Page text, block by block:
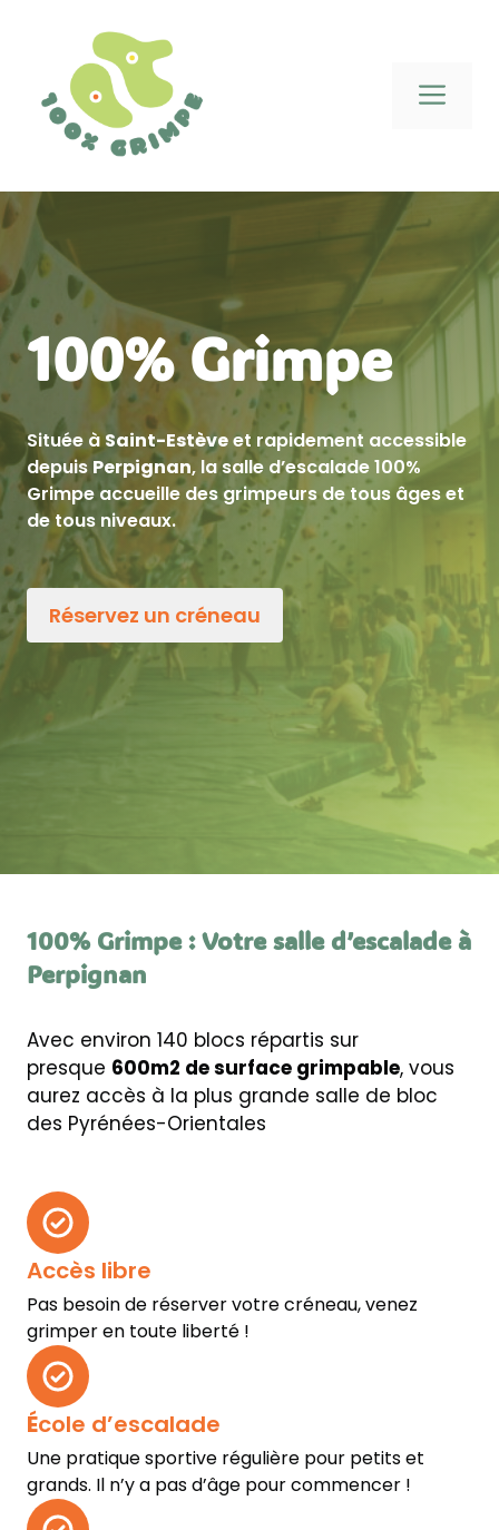
contenu
100% Grimpe
Située àSaint-Estèveet rapidement accessible
depuis Perpignan, la salle d’escalade 100%
Grimpe accueille des grimpeurs de tous âges et
de tous niveaux.
Réservez un créneau
100% Grimpe : Votre salle d’escalade à
Perpignan
Avec environ 140 blocs répartis sur
presque 600m2 de surface grimpable, vous
aurez accès à la plus grande salle de bloc
des Pyrénées-Orientales
Accès libre
Pas besoin de réserver votre créneau, venez
grimper en toute liberté !
École d’escalade
Une pratique sportive régulière pour petits et
grands. Il n’y a pas d’âge pour commencer !